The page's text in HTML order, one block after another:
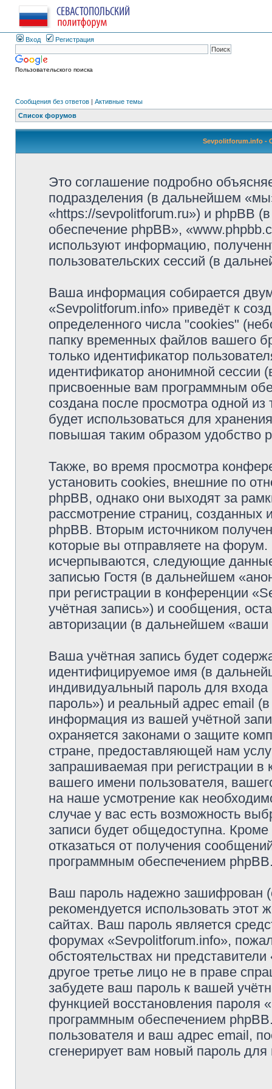
Вход Регистрация
Пользовательского поиска
Сообщения без ответов | Активные темы
Список форумов
Sevpolitforum.info -
Это соглашение подробно
подразделения (в дальнейшем
«https://sevpolitforum.ru») и phpBB
обеспечение phpBB»,
используют информацию,
пользовательских сессий (в
Ваша информация собирается
«Sevpolitforum.info» приведёт к
определенного числа "cookies"
папку временных файлов вашего
только идентификатор
идентификатор анонимной сессии
присвоенные вам программным
создана после просмотра одной
будет использоваться для
повышая таким образом удобство
Также, во время просмотра
установить cookies, внешние по
phpBB, однако они выходят за
рассмотрение страниц,
phpBB. Вторым источником
которые вы отправляете на
исчерпываются, следующие
записью Гостя (в дальнейшем
при регистрации в конференции
учётная запись») и сообщения,
авторизации (в дальнейшем
Ваша учётная запись будет
идентифицируемое имя (в
индивидуальный пароль для
пароль») и реальный адрес email
информация из вашей учётной
охраняется законами о защите
стране, предоставляющей нам
запрашиваемая при регистрации
вашего имени пользователя,
на наше усмотрение как
случае у вас есть возможность
записи будет общедоступна. Кроме
отказаться от получения
программным обеспечением
Ваш пароль надежно зашифрован
рекомендуется использовать этот
сайтах. Ваш пароль является
форумах «Sevpolitforum.info»,
обстоятельствах ни
другое третье лицо не в праве
забудете ваш пароль к вашей
функцией восстановления пароля
программным обеспечением
пользователя и ваш адрес email,
сгенерирует вам новый пароль